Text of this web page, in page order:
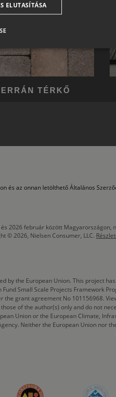
TÉRKŐ
és az onnan letölthető Általános
2026 február között Magyarországon,
© 2026, Nielsen Consumer, LLC.
by the European Union. This project
Fund Small Scale Projects Framework
the grant agreement No 101156968.
of the author(s) only and do not
Union or the European Climate,
Neither the European Union nor
ELUTASÍTÁSA